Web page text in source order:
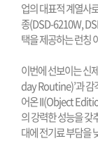
업의 대표적 계열사
종(DSD-6210W,
택을 제공하는 런칭
이번에 선보이는 신
day Routine)’과
어온II(Object
의 강력한 성능을 갖
대에 전기료 부담을